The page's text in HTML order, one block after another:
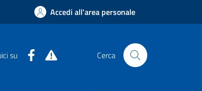
Accedi all'area personale
su FacebookAlert SystemCerca